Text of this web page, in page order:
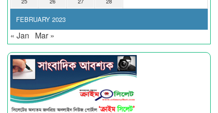
FEBRUARY 2023
« Jan Mar »